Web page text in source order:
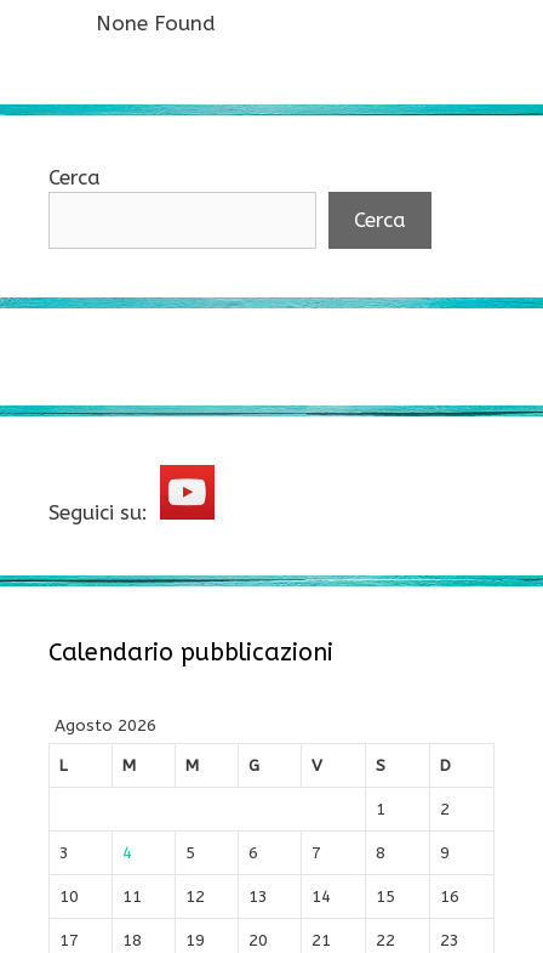
None Found
Cerca
Cerca
Seguici su:
Calendario pubblicazioni
Agosto 2026
L
M M G V S D
1 2
3 4 5 6 7 8 9
10 11 12 13 14 15 16
17 18 19 20 21 22 23